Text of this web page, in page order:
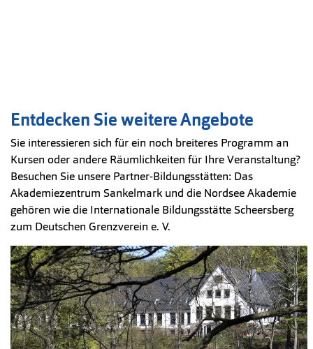
Entdecken Sie weitere Angebote
Sie interessieren sich für ein noch breiteres Programm an
Kursen oder andere Räumlichkeiten für Ihre Veranstaltung?
Besuchen Sie unsere Partner-Bildungsstätten: Das
Akademiezentrum Sankelmark und die Nordsee Akademie
gehören wie die Internationale Bildungsstätte Scheersberg
zum Deutschen Grenzverein e. V.